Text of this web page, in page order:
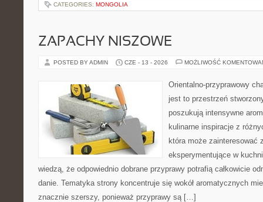
CATEGORIES: MONGOLIA
ZAPACHY NISZOWE
POSTED BY ADMIN CZE - 13 - 2026 MOŻLIWOŚĆ
Orientalno-przyprawowy
jest to przestrzeń
poszukują intensywne
kulinarne inspiracje z
która może zainteresować
eksperymentujące w
wiedzą, że odpowiednio dobrane przyprawy potrafią całkowicie
danie. Tematyka strony koncentruje się wokół aromatycznych
znacznie szerszy, ponieważ przyprawy są […]